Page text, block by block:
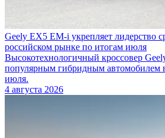
Geely EX5 EM-i укрепляет лидерство
российском рынке по итогам июля
Высокотехнологичный кроссовер
популярным гибридным автомобилем
июля.
4 августа 2026